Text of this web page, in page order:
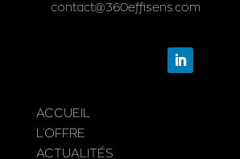
contact@360effisens.com
ACCUEIL
L’OFFRE
ACTUALITÉS